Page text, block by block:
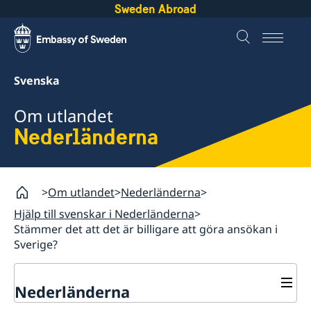
Sweden Abroad
Svenska
Om utlandet
Nederländerna
Om utlandet Nederländerna
Hjälp till svenskar i Nederländerna
Stämmer det att det är billigare att göra ansökan i
Sverige?
Nederländerna